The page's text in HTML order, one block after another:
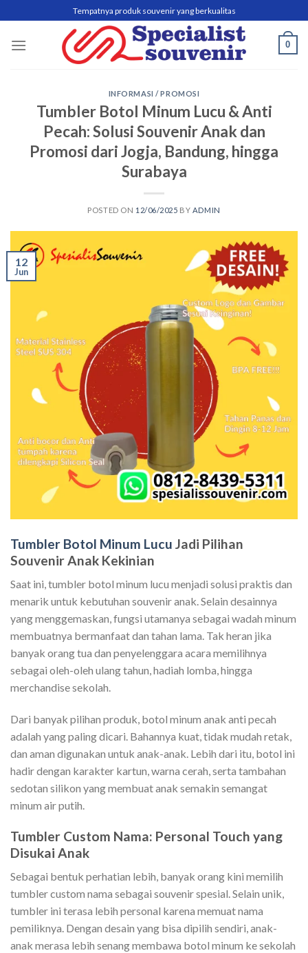
to
content
Tempatnya produk souvenir yang berkualitas
0
INFORMASI / PROMOSI
Tumbler Botol Minum Lucu & Anti
Pecah: Solusi Souvenir Anak dan
Promosi dari Jogja, Bandung, hingga
Surabaya
POSTED ON 12/06/2025 BY ADMIN
12
Jun
Tumbler Botol Minum Lucu Jadi Pilihan
Souvenir Anak Kekinian
Saat ini, tumbler botol minum lucu menjadi solusi praktis dan
menarik untuk kebutuhan souvenir anak. Selain desainnya
yang menggemaskan, fungsi utamanya sebagai wadah minum
membuatnya bermanfaat dan tahan lama. Tak heran jika
banyak orang tua dan penyelenggara acara memilihnya
sebagai oleh-oleh ulang tahun, hadiah lomba, hingga
merchandise sekolah.
Dari banyak pilihan produk, botol minum anak anti pecah
adalah yang paling dicari. Bahannya kuat, tidak mudah retak,
dan aman digunakan untuk anak-anak. Lebih dari itu, botol ini
hadir dengan karakter kartun, warna cerah, serta tambahan
sedotan silikon yang membuat anak semakin semangat
minum air putih.
Tumbler Custom Nama: Personal Touch yang
Disukai Anak
Sebagai bentuk perhatian lebih, banyak orang kini memilih
tumbler custom nama sebagai souvenir spesial. Selain unik,
tumbler ini terasa lebih personal karena memuat nama
pemiliknya. Dengan desain yang bisa dipilih sendiri, anak-
anak merasa lebih senang membawa botol minum ke sekolah